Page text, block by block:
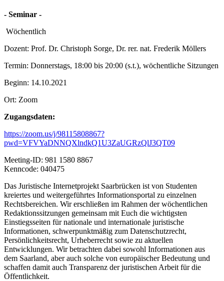
- Seminar -
Wöchentlich
Dozent: Prof. Dr. Christoph Sorge, Dr. rer. nat. Frederik Möllers
Termin: Donnerstags, 18:00 bis 20:00 (s.t.), wöchentliche Sitzungen
Beginn: 14.10.2021
Ort: Zoom
Zugangsdaten:
https://zoom.us/j/98115808867?
pwd=VFVYaDNNQXlndkQ1U3ZaUGRzQlJ3QT09
Meeting-ID: 981 1580 8867
Kenncode: 040475
Das Juristische Internetprojekt Saarbrücken ist von Studenten
kreiertes und weitergeführtes Informationsportal zu einzelnen
Rechtsbereichen. Wir erschließen im Rahmen der wöchentlichen
Redaktionssitzungen gemeinsam mit Euch die wichtigsten
Einstiegsseiten für nationale und internationale juristische
Informationen, schwerpunktmäßig zum Datenschutzrecht,
Persönlichkeitsrecht, Urheberrecht sowie zu aktuellen
Entwicklungen. Wir betrachten dabei sowohl Informationen aus
dem Saarland, aber auch solche von europäischer Bedeutung und
schaffen damit auch Transparenz der juristischen Arbeit für die
Öffentlichkeit.